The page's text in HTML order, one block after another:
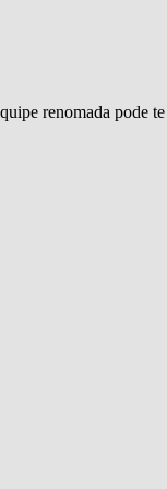
renomada pode